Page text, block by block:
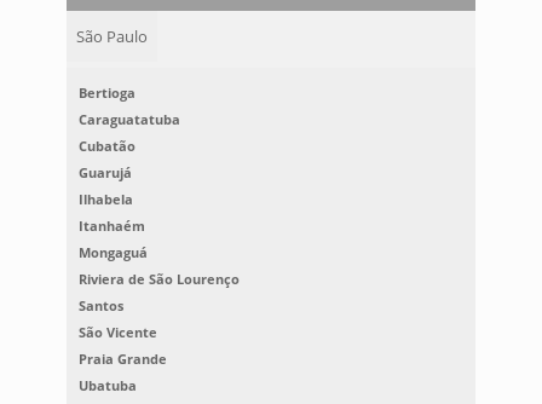
São Paulo
Bertioga
Caraguatatuba
Cubatão
Guarujá
Ilhabela
Itanhaém
Mongaguá
Riviera de São Lourenço
Santos
São Vicente
Praia Grande
Ubatuba